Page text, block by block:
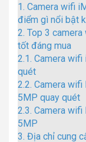
1. Camera wifi
điểm gì nổi bật
2. Top 3
tốt đáng mua
2.1. Camera wifi
quét
2.2. Camera wifi
5MP quay quét
2.3. Camera wifi
5MP
3. Địa chỉ cung